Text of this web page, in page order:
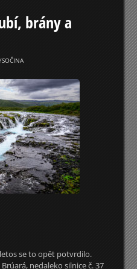
brány a
se to opět potvrdilo.
nedaleko silnice č. 37